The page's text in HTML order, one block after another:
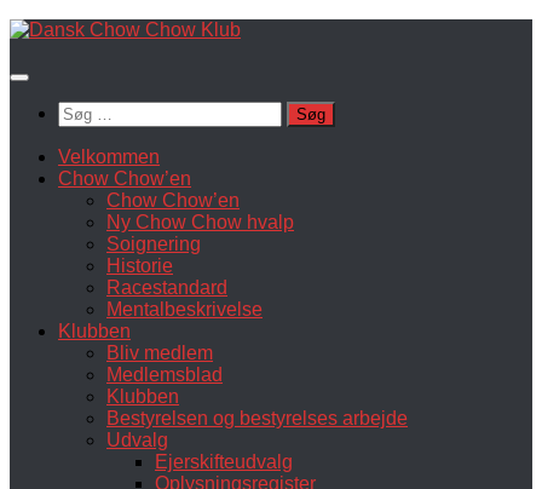
Skip
content
Søg
efter:
Velkommen
Chow Chow’en
Chow Chow’en
Ny Chow Chow hvalp
Soignering
Historie
Racestandard
Mentalbeskrivelse
Klubben
Bliv medlem
Medlemsblad
Klubben
Bestyrelsen og bestyrelses arbejde
Udvalg
Ejerskifteudvalg
Oplysningsregister